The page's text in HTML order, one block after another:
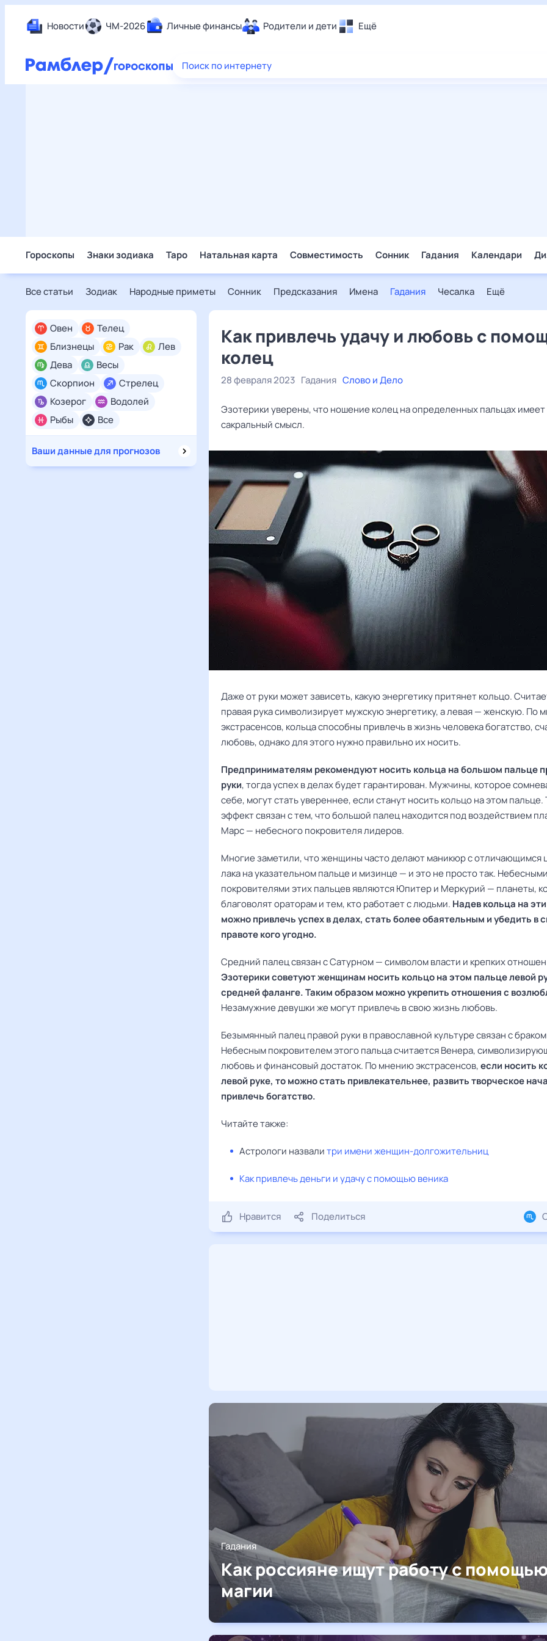
Новости ЧМ-2026 Личные финансы Родители и дети Ещё
Еда
Поиск по интернету
Гороскопы Знаки зодиака Таро Натальная карта Совместимость Сонник Гадания Календари
Все статьи Зодиак Народные приметы Сонник Предсказания Имена Гадания Чесалка Ещё
Все
Овен
Телец
Близнецы
Рак
Лев
Дева
Весы
Скорпион
Стрелец
Козерог
Водолей
Рыбы
Ваши данные для прогнозов
Как привлечь удачу и любовь с
колец
28 февраля 2023 Гадания Слово и Дело
Эзотерики уверены, что ношение колец на определенных пальцах имеет
сакральный смысл.
Даже от руки может зависеть, какую энергетику притянет кольцо.
правая рука символизирует мужскую энергетику, а левая — женскую. По
экстрасенсов, кольца способны привлечь в жизнь человека богатство,
любовь, однако для этого нужно правильно их носить.
Предпринимателям рекомендуют носить кольца на большом пальце
руки, тогда успех в делах будет гарантирован. Мужчины, которое
себе, могут стать увереннее, если станут носить кольцо на этом пальце.
эффект связан с тем, что большой палец находится под воздействием
Марс — небесного покровителя лидеров.
Многие заметили, что женщины часто делают маникюр с отличающимся
лака на указательном пальце и мизинце — и это не просто так.
покровителями этих пальцев являются Юпитер и Меркурий — планеты,
благоволят ораторам и тем, кто работает с людьми. Надев кольца на
можно привлечь успех в делах, стать более обаятельным и убедить в
правоте кого угодно.
Средний палец связан с Сатурном — символом власти и крепких
Эзотерики советуют женщинам носить кольцо на этом пальце левой
средней фаланге. Таким образом можно укрепить отношения с
Незамужние девушки же могут привлечь в свою жизнь любовь.
Безымянный палец правой руки в православной культуре связан с
Небесным покровителем этого пальца считается Венера,
любовь и финансовый достаток. По мнению экстрасенсов,если носить
левой руке, то можно стать привлекательнее, развить творческое
привлечь богатство.
Читайте также:
Астрологи назвалитри имени женщин-долгожительниц
Как привлечь деньги и удачу с помощью веника
Нравится Поделиться
Гадания
Как россияне ищут работу с
магии